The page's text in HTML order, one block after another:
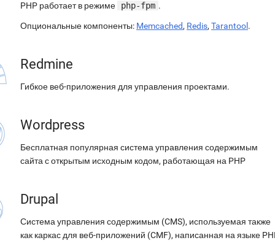
PHP работает в режиме
php-fpm .
Опциональные компоненты: Memcached, Redis, Tarantool .
Redmine
Гибкое веб-приложения для управления проектами.
Wordpress
Бесплатная популярная система управления содержимым
сайта с открытым исходным кодом, работающая на PHP
Drupal
Система управления содержимым (CMS), используемая также
как каркас для веб-приложений (CMF), написанная на языке